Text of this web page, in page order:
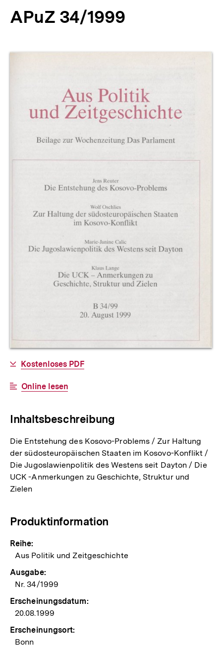
APuZ 34/1999
Allgemeine
Informationen
Download-
Kostenloses PDF
Interner
Online lesen
Inhaltsbeschreibung
Die Entstehung des Kosovo-Problems / Zur Haltung
der südosteuropäischen Staaten im Kosovo-Konflikt /
Die Jugoslawienpolitik des Westens seit Dayton / Die
UCK -Anmerkungen zu Geschichte, Struktur und
Zielen
Produktinformation
Reihe:
Aus Politik und Zeitgeschichte
Ausgabe:
Nr. 34/1999
Erscheinungsdatum:
20.08.1999
Erscheinungsort:
Bonn